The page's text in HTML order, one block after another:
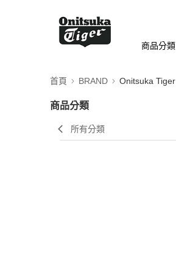
商品分類
首頁 BRAND Onitsuka Tiger
商品分類
所有分類